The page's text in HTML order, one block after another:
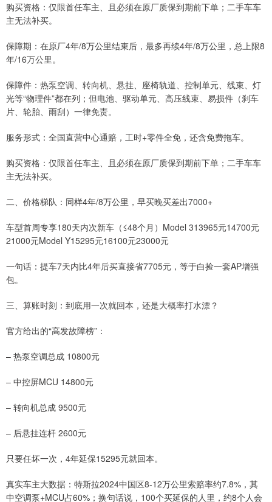
购买资格：仅限首任车主、且必须在原厂质保到期前下单；二手车车
主无法补买。
保障期：在原厂4年/8万公里结束后，最多再续4年/8万公里，总上限8
年/16万公里。
保障件：热泵空调、转向机、悬挂、座椅轨道、控制单元、线束、灯
光等“物理件”都在列；但电池、驱动单元、高压线束、易损件（刹车
片、轮胎、雨刮）一律免责。
服务形式：全国直营中心通赔，工时+零件全免，还含免费拖车。
购买资格：仅限首任车主、且必须在原厂质保到期前下单；二手车车
主无法补买。
二、价格梯队：同样4年/8万公里，早买晚买差出7000+
车型首周专享180天内次新车（≤48个月）Model 313965元14700元
21000元Model Y15295元16100元23000元
一句话：提车7天内比4年后买直接省7705元，等于白捡一套AP增强
包。
三、算账时刻：到底用一次就回本，还是大概率打水漂？
官方给出的“高发故障榜”：
– 热泵空调总成 10800元
– 中控屏MCU 14800元
– 转向机总成 9500元
– 后悬挂连杆 2600元
只要任坏一次，4年延保15295元就回本。
真实车主大数据：特斯拉2024中国区8-12万公里索赔率约7.8%，其
中空调泵+MCU占60%；换句话说，100个买延保的人里，约8个人会